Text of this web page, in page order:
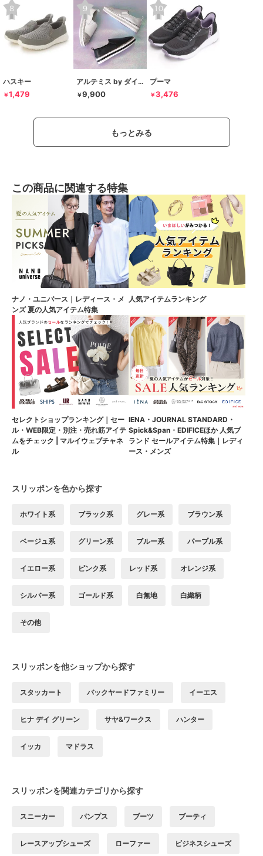
ハスキー
￥1,479
アルテミス by ダイアナ
￥9,900
プーマ
￥3,476
もっとみる
この商品に関連する特集
ナノ・ユニバース｜レディース・メ
ンズ 夏の人気アイテム特集
人気アイテムランキング
セレクトショップランキング｜セー
ル・WEB限定・別注・売れ筋アイテ
ムをチェック | マルイウェブチャネ
ル
IENA・JOURNAL STANDARD・
Spick&Span・EDIFICEほか 人気ブ
ランド セールアイテム特集｜レディ
ース・メンズ
スリッポンを色から探す
ホワイト系 ブラック系 グレー系 ブラウン系
ベージュ系 グリーン系 ブルー系 パープル系
イエロー系 ピンク系 レッド系 オレンジ系
シルバー系 ゴールド系 白無地 白織柄
その他
スリッポンを他ショップから探す
スタッカート バックヤードファミリー イーエス
ヒナ デイ グリーン サヤ&ワークス ハンター
イッカ マドラス
スリッポンを関連カテゴリから探す
スニーカー パンプス ブーツ ブーティ
レースアップシューズ ローファー ビジネスシューズ